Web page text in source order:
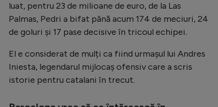
JO 2026
Intră în cont
luat, pentru 23 de milioane de euro, de la Las
Palmas, Pedri a bifat până acum 174 de meciuri, 24
de goluri și 17 pase decisive în tricoul echipei.
El e considerat de mulți ca fiind urmașul lui Andres
Iniesta, legendarul mijlocaș ofensiv care a scris
istorie pentru catalani în trecut.